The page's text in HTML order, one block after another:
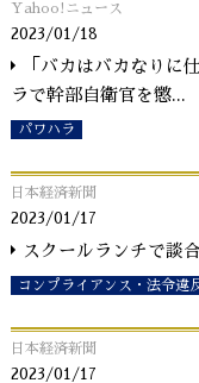
Yahoo!ニュース
2023/01/18
「バカはバカなりに
ラで幹部自衛官を懲...
パワハラ
日本経済新聞
2023/01/17
スクールランチで談
コンプライアンス・法令違
日本経済新聞
2023/01/17